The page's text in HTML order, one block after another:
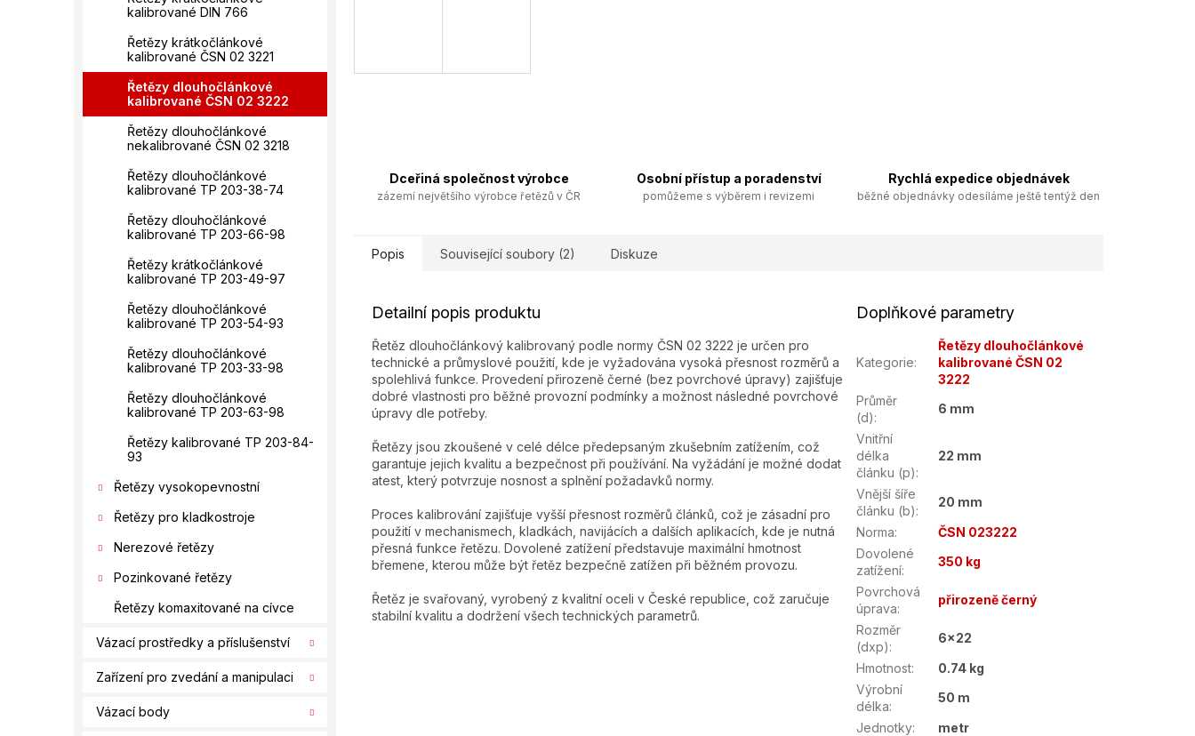
kalibrované DIN 766
Řetězy krátkočlánkové
kalibrované ČSN 02 3221
Řetězy dlouhočlánkové
kalibrované ČSN 02 3222
Řetězy dlouhočlánkové
nekalibrované ČSN 02 3218
Řetězy dlouhočlánkové
kalibrované TP 203-38-74
Řetězy dlouhočlánkové
kalibrované TP 203-66-98
Řetězy krátkočlánkové
kalibrované TP 203-49-97
Řetězy dlouhočlánkové
kalibrované TP 203-54-93
Řetězy dlouhočlánkové
kalibrované TP 203-33-98
Řetězy dlouhočlánkové
kalibrované TP 203-63-98
Řetězy kalibrované TP 203-84-
93
Řetězy vysokopevnostní
Řetězy pro kladkostroje
Nerezové řetězy
Pozinkované řetězy
Řetězy komaxitované na cívce
Vázací prostředky a příslušenství
Zařízení pro zvedání a manipulaci
Vázací body
Dceřiná společnost výrobce
zázemí největšího výrobce řetězů v ČR
Osobní přístup a poradenství
pomůžeme s výběrem i revizemi
Rychlá expedice objednávek
běžné objednávky odesíláme ještě tentýž den
Popis Související soubory (2) Diskuze
Detailní popis produktu
Řetěz dlouhočlánkový kalibrovaný podle normy ČSN 02 3222 je určen pro
technické a průmyslové použití, kde je vyžadována vysoká přesnost rozměrů a
spolehlivá funkce. Provedení přirozeně černé (bez povrchové úpravy) zajišťuje
dobré vlastnosti pro běžné provozní podmínky a možnost následné povrchové
úpravy dle potřeby.
Řetězy jsou zkoušené v celé délce předepsaným zkušebním zatížením, což
garantuje jejich kvalitu a bezpečnost při používání. Na vyžádání je možné dodat
atest, který potvrzuje nosnost a splnění požadavků normy.
Proces kalibrování zajišťuje vyšší přesnost rozměrů článků, což je zásadní pro
použití v mechanismech, kladkách, navijácích a dalších aplikacích, kde je nutná
přesná funkce řetězu. Dovolené zatížení představuje maximální hmotnost
břemene, kterou může být řetěz bezpečně zatížen při běžném provozu.
Řetěz je svařovaný, vyrobený z kvalitní oceli v České republice, což zaručuje
stabilní kvalitu a dodržení všech technických parametrů.
Doplňkové parametry
Kategorie:
Řetězy dlouhočlánkové
kalibrované ČSN 02
3222
Průměr
(d):
6 mm
Vnitřní
délka
článku (p):
22 mm
Vnější šíře
článku (b):
20 mm
Norma:
ČSN 023222
Dovolené
zatížení:
350 kg
Povrchová
úprava:
přirozeně černý
Rozměr
(dxp):
6x22
Hmotnost:
0.74 kg
Výrobní
délka:
50 m
Jednotky: metr